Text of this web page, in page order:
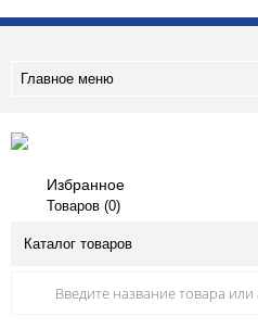
Главное меню
Избранное
Товаров (0)
Каталог товаров